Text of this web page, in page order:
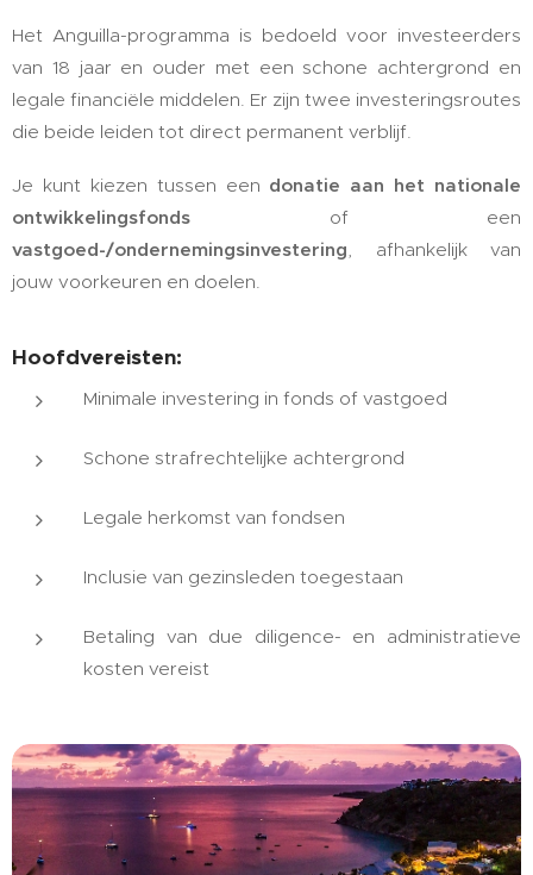
Het Anguilla-programma is bedoeld voor investeerders
van 18 jaar en ouder met een schone achtergrond en
legale financiële middelen. Er zijn twee investeringsroutes
die beide leiden tot direct permanent verblijf.
Je kunt kiezen tussen een donatie aan het nationale
ontwikkelingsfonds of een
vastgoed-/ondernemingsinvestering, afhankelijk van
jouw voorkeuren en doelen.
Hoofdvereisten:
Minimale investering in fonds of vastgoed
Schone strafrechtelijke achtergrond
Legale herkomst van fondsen
Inclusie van gezinsleden toegestaan
Betaling van due diligence- en administratieve
kosten vereist